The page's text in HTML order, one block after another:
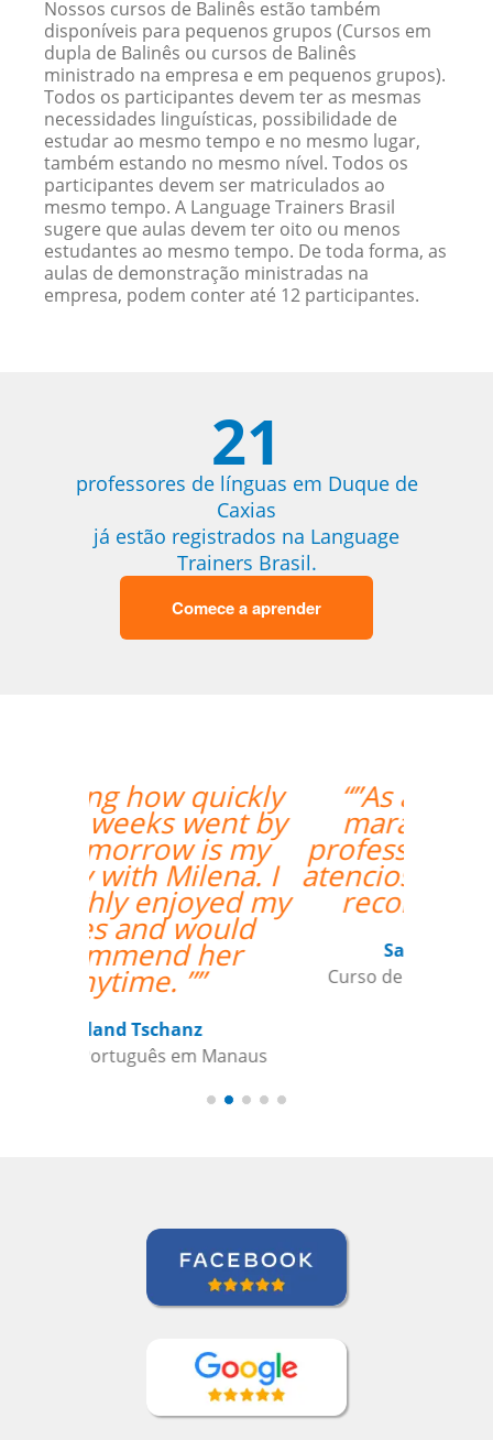
Nossos cursos de Balinês estão também
disponíveis para pequenos grupos (Cursos em
dupla de Balinês ou cursos de Balinês
ministrado na empresa e em pequenos grupos).
Todos os participantes devem ter as mesmas
necessidades linguísticas, possibilidade de
estudar ao mesmo tempo e no mesmo lugar,
também estando no mesmo nível. Todos os
participantes devem ser matriculados ao
mesmo tempo. A Language Trainers Brasil
sugere que aulas devem ter oito ou menos
estudantes ao mesmo tempo. De toda forma, as
aulas de demonstração ministradas na
empresa, podem conter até 12 participantes.
21
professores de línguas em Duque de
Caxias
já estão registrados na Language
Trainers Brasil.
Comece a aprender
“”As aulas foram
maravilhosas. O
professor foi ótimo e
atencioso e altamente
recomendado.””
Sameer Gafoor
Curso de Alemão em Chicago